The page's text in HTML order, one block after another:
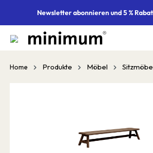
springenNewsletter abonnieren und 5 %
Home Produkte Möbel